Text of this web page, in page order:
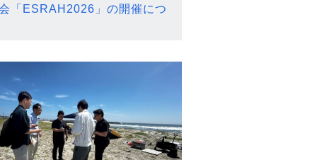
「ESRAH2026」の開催につ